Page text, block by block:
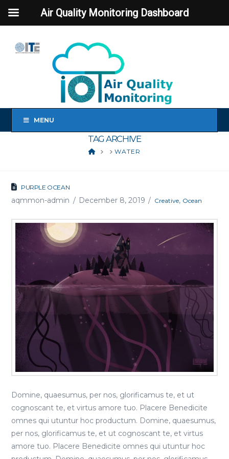
MENU
TAG ARCHIVE
HOMEWATER
PURPLE OCEAN
aqmmon-admin December 8, 2019 Creative, Ocean
Domine, quaesumus, per nos, glorificamus te, et ut
cognoscant te, et virtus amore tuo. Placere Benedicite
omnes qui utuntur hoc productum. Domine, quaesumus,
per nos, glorificamus te, et ut cognoscant te, et virtus
amore tuo. Placere Benedicite omnes qui utuntur hoc
Air Quality Monitoring Dashboard